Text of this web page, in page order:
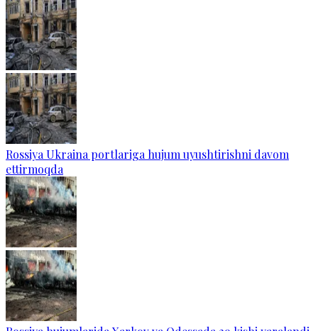
Rossiya Ukraina portlariga hujum uyushtirishni davom
ettirmoqda